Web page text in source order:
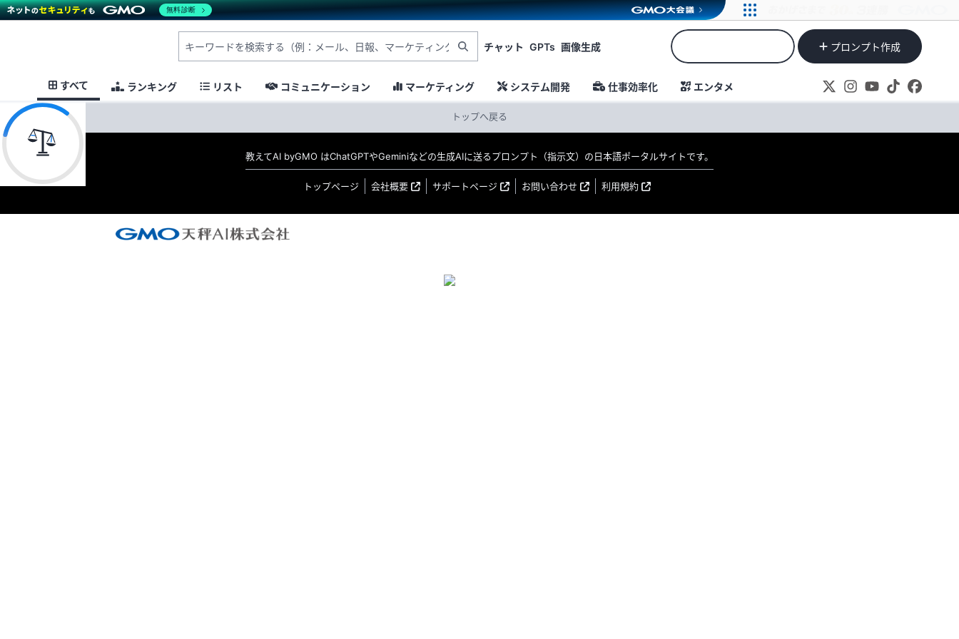
チャット GPTs 画像生成 プロンプト作成
すべて ランキング リスト コミュニケーション マーケティング システム開発 仕事効率化 エンタメ
トップへ戻る
教えてAI byGMO はChatGPTやGeminiなどの生成AIに送るプロンプト（指示文）の日本語ポータルサイトです。
トップページ 会社概要 サポートページ お問い合わせ 利用規約
無料診断